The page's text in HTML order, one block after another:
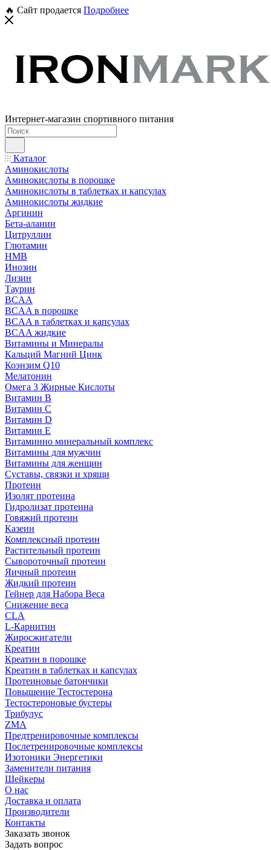
🔥 Сайт продается Подробнее
Интернет-магазин спортивного питания
Каталог
Аминокислоты
Аминокислоты в порошке
Аминокислоты в таблетках и капсулах
Аминокислоты жидкие
Аргинин
Бета-аланин
Цитруллин
Глютамин
HMB
Инозин
Лизин
Таурин
BCAA
BCAA в порошке
BCAA в таблетках и капсулах
BCAA жидкие
Витамины и Минералы
Кальций Магний Цинк
Коэнзим Q10
Мелатонин
Омега 3 Жирные Кислоты
Витамин B
Витамин C
Витамин D
Витамин E
Витаминно минеральный комплекс
Витамины для мужчин
Витамины для женщин
Суставы, связки и хрящи
Протеин
Изолят протеина
Гидролизат протеина
Говяжий протеин
Казеин
Комплексный протеин
Растительный протеин
Сывороточный протеин
Яичный протеин
Жидкий протеин
Гейнер для Набора Веса
Снижение веса
CLA
L-Карнитин
Жиросжигатели
Креатин
Креатин в порошке
Креатин в таблетках и капсулах
Протеиновые батончики
Повышение Тестостерона
Тестостероновые бустеры
Трибулус
ZMA
Предтренировочные комплексы
Послетренировочные комплексы
Изотоники Энергетики
Заменители питания
Шейкеры
О нас
Доставка и оплата
Производители
Контакты
Заказать звонок
Задать вопрос